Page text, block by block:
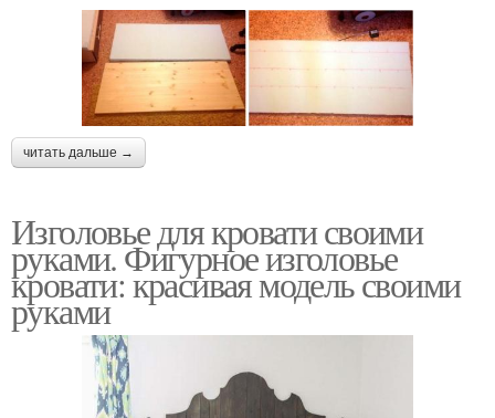
читать дальше →
Изголовье для кровати своими
руками. Фигурное изголовье
кровати: красивая модель своими
руками